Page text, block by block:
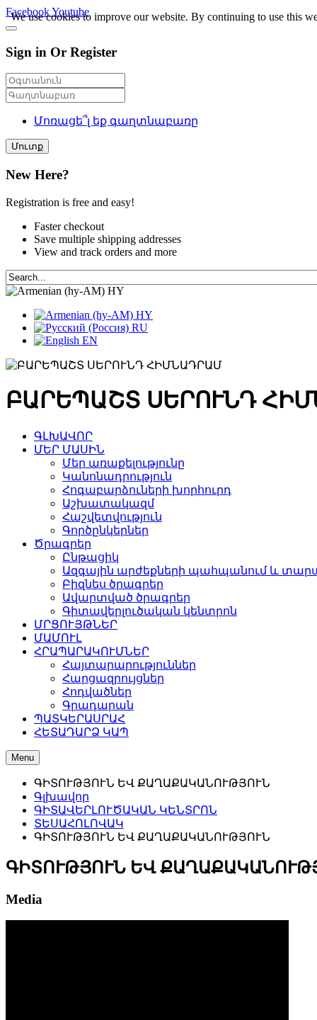
FacebookYoutube
Sign in Or Register
Մոռացե՞լ եք գաղտնաբառը
Մուտք
New Here?
Registration is free and easy!
Faster checkout
Save multiple shipping addresses
View and track orders and more
HY
HY
RU
EN
ԲԱՐԵՊԱՇՏ ՍԵՐՈՒՆԴ
ԳԼԽԱՎՈՐ
ՄԵՐ ՄԱՍԻՆ
Մեր առաքելությունը
Կանոնադրություն
Հոգաբարձուների խորհուրդ
Աշխատակազմ
Հաշվետվություն
Գործընկերներ
Ծրագրեր
Ընթացիկ
Ազգային արժեքների պահպանում և
Բիզնես ծրագրեր
Ավարտված ծրագրեր
Գիտավերլուծական կենտրոն
ՄՐՑՈՒՅԹՆԵՐ
ՄԱՄՈՒԼ
ՀՐԱՊԱՐԱԿՈՒՄՆԵՐ
Հայտարարություններ
Հարցազրույցներ
Հոդվածներ
Գրադարան
ՊԱՏԿԵՐԱՍՐԱՀ
ՀԵՏԱԴԱՐՁ ԿԱՊ
Menu
ԳԻՏՈՒԹՅՈՒՆ ԵՎ ՔԱՂԱՔԱԿԱՆՈՒԹՅՈՒՆ
Գլխավոր
ԳԻՏԱՎԵՐԼՈՒԾԱԿԱՆ ԿԵՆՏՐՈՆ
ՏԵՍԱՀՈԼՈՎԱԿ
ԳԻՏՈՒԹՅՈՒՆ ԵՎ ՔԱՂԱՔԱԿԱՆՈՒԹՅՈՒՆ
ԳԻՏՈՒԹՅՈՒՆ ԵՎ
Media
We use cookies to improve our website. By continuing to use this